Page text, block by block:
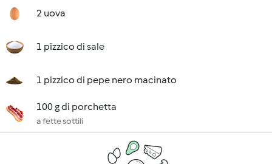
2 uova
1 pizzico di sale
1 pizzico di pepe nero macinato
100 g di porchetta
a fette sottili